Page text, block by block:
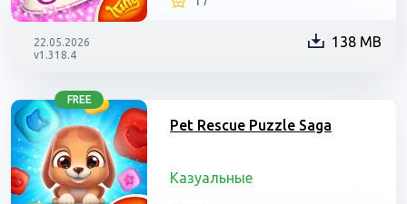
22.05.2026
v1.318.4
138 MB
FREE
Pet Rescue Puzzle Saga
Казуальные